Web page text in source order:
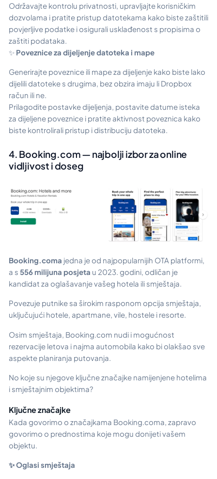
Održavajte kontrolu privatnosti, upravljajte korisničkim
dozvolama i pratite pristup datotekama kako biste zaštitili
povjerljive podatke i osigurali usklađenost s propisima o
zaštiti podataka.
✨ Poveznice za dijeljenje datoteka i mape
Generirajte poveznice ili mape za dijeljenje kako biste lako
dijelili datoteke s drugima, bez obzira imaju li Dropbox
račun ili ne.
Prilagodite postavke dijeljenja, postavite datume isteka
za dijeljene poveznice i pratite aktivnost poveznica kako
biste kontrolirali pristup i distribuciju datoteka.
4. Booking.com — najbolji izbor za online
vidljivost i doseg
Booking.coma jedna je od najpopularnijih OTA platformi,
a s 556 milijuna posjeta u 2023. godini, odličan je
kandidat za oglašavanje vašeg hotela ili smještaja.
Povezuje putnike sa širokim rasponom opcija smještaja,
uključujući hotele, apartmane, vile, hostele i resorte.
Osim smještaja, Booking.com nudi i mogućnost
rezervacije letova i najma automobila kako bi olakšao sve
aspekte planiranja putovanja.
No koje su njegove ključne značajke namijenjene hotelima
i smještajnim objektima?
Ključne značajke
Kada govorimo o značajkama Booking.coma, zapravo
govorimo o prednostima koje mogu donijeti vašem
objektu.
✨ Oglasi smještaja